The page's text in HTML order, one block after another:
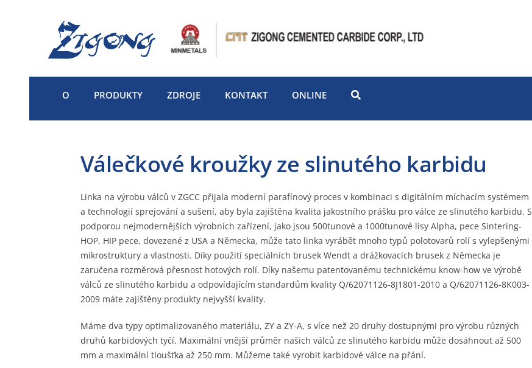
O PRODUKTY ZDROJE KONTAKT ONLINE
Válečkové kroužky ze slinutého karbidu
Linka na výrobu válců v ZGCC přijala moderní parafínový proces v kombinaci s digitálním míchacím systémem
a technologií sprejování a sušení, aby byla zajištěna kvalita jakostního prášku pro válce ze slinutého karbidu. S
podporou nejmodernějších výrobních zařízení, jako jsou 500tunové a 1000tunové lisy Alpha, pece Sintering-
HOP, HIP pece, dovezené z USA a Německa, může tato linka vyrábět mnoho typů polotovarů rolí s vylepšenými
mikrostruktury a vlastnosti. Díky použití speciálních brusek Wendt a drážkovacích brusek z Německa je
zaručena rozměrová přesnost hotových rolí. Díky našemu patentovanému technickému know-how ve výrobě
válců ze slinutého karbidu a odpovídajícím standardům kvality Q/62071126-8J1801-2010 a Q/62071126-8K003-
2009 máte zajištěny produkty nejvyšší kvality.
Máme dva typy optimalizovaného materiálu, ZY a ZY-A, s více než 20 druhy dostupnými pro výrobu různých
druhů karbidových tyčí. Maximální vnější průměr našich válců ze slinutého karbidu může dosáhnout až 500
mm a maximální tloušťka až 250 mm. Můžeme také vyrobit karbidové válce na přání.